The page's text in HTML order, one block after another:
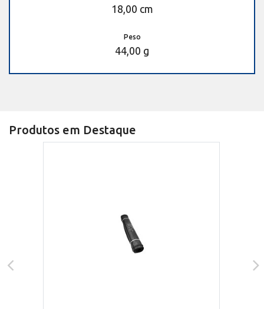
18,00 cm
Peso
44,00 g
Produtos em Destaque